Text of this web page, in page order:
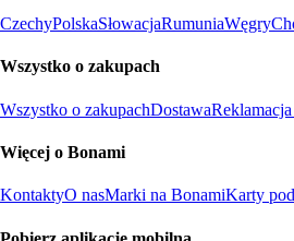
CzechyPolskaSłowacjaRumuniaWęgry
Wszystko o zakupach
Wszystko o zakupachDostawa
Więcej o Bonami
KontaktyO nasMarki na BonamiKarty